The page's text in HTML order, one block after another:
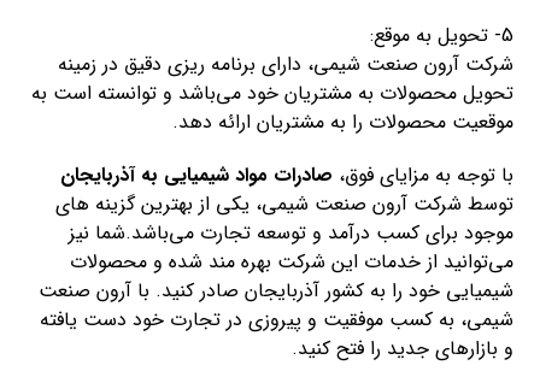
5- تحویل به موقع:
شرکت آرون صنعت شیمی، دارای برنامه ریزی دقیق در زمینه
تحویل محصولات به مشتریان خود می‌باشد و توانسته است به
موقعیت محصولات را به مشتریان ارائه دهد.
با توجه به مزایای فوق، صادرات مواد شیمیایی به آذربایجان
توسط شرکت آرون صنعت شیمی، یکی از بهترین گزینه های
موجود برای کسب درآمد و توسعه تجارت می‌باشد.شما نیز
می‌توانید از خدمات این شرکت بهره مند شده و محصولات
شیمیایی خود را به کشور آذربایجان صادر کنید. با آرون صنعت
شیمی، به کسب موفقیت و پیروزی در تجارت خود دست یافته
و بازارهای جدید را فتح کنید.